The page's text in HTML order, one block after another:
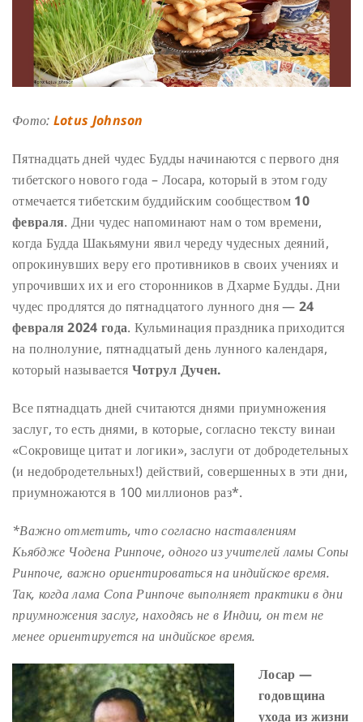
Фото: Lotus Johnson
Пятнадцать дней чудес Будды начинаются с первого дня
тибетского нового года – Лосара, который в этом году
отмечается тибетским буддийским сообществом 10
февраля. Дни чудес напоминают нам о том времени,
когда Будда Шакьямуни явил череду чудесных деяний,
опрокинувших веру его противников в своих учениях и
упрочивших их и его сторонников в Дхарме Будды. Дни
чудес продлятся до пятнадцатого лунного дня — 24
февраля 2024 года. Кульминация праздника приходится
на полнолуние, пятнадцатый день лунного календаря,
который называется Чотрул Дучен.
Все пятнадцать дней считаются днями приумножения
заслуг, то есть днями, в которые, согласно тексту винаи
«Сокровище цитат и логики», заслуги от добродетельных
(и недобродетельных!) действий, совершенных в эти дни,
приумножаются в 100 миллионов раз*.
*Важно отметить, что согласно наставлениям
Кьябдже Чодена Ринпоче, одного из учителей ламы Сопы
Ринпоче, важно ориентироваться на индийское время.
Так, когда лама Сопа Ринпоче выполняет практики в дни
приумножения заслуг, находясь не в Индии, он тем не
менее ориентируется на индийское время.
Лосар —
годовщина
ухода из жизни